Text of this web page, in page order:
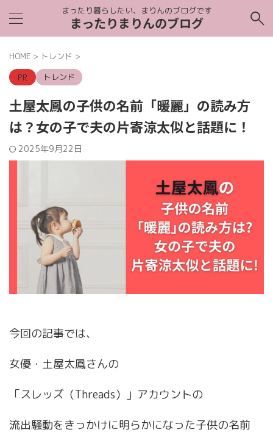
まったり暮らしたい、まりんのブログです
まったりまりんのブログ
HOME > トレンド >
トレンド
土屋太鳳の子供の名前「暖麗」の読み方
は？女の子で夫の片寄涼太似と話題に！
2025年9月22日
今回の記事では、
女優・土屋太鳳さんの
「スレッズ（Threads）」アカウントの
流出騒動をきっかけに明らかになった子供の名前